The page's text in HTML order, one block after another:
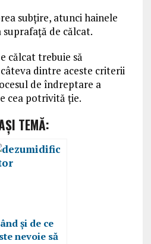
subţire, atunci hainele
de călcat.
călcat trebuie să
dintre aceste criterii
de îndreptare a
cea potrivită ţie.
TEMĂ:
și de ce
nevoie să